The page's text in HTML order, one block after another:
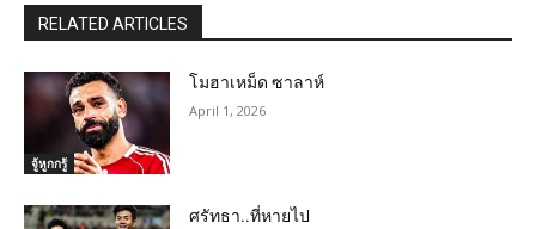
RELATED ARTICLES
จู้หูกกรู้
โมฮาเหม็ด ซาลาห์
April 1, 2026
ศรัทธา..ที่หายไป